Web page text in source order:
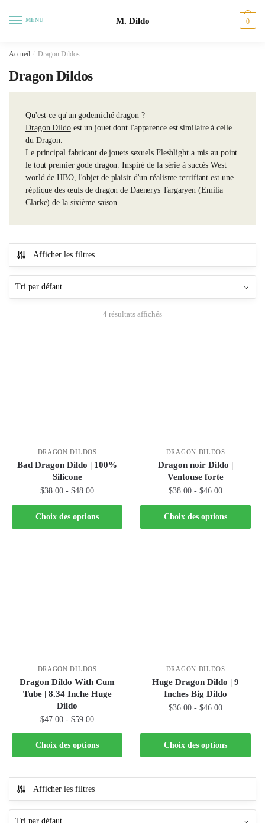
navigation
MENU M. Dildo 0
Accueil Dragon Dildos
Dragon Dildos
Qu'est-ce qu'un godemiché dragon ?
Dragon Dildoest un jouet dont l'apparence est similaire à celle
du Dragon.
Le principal fabricant de jouets sexuels Fleshlight a mis au point
le tout premier gode dragon. Inspiré de la série à succès West
world de HBO, l'objet de plaisir d'un réalisme terrifiant est une
réplique des œufs de dragon de Daenerys Targaryen (Emilia
Clarke) de la sixième saison.
Afficher les filtres
4 résultats affichés
DRAGON DILDOS
Bad Dragon Dildo | 100%
Silicone
$38.00 -$48.00
Choix des options
DRAGON DILDOS
Dragon noir Dildo |
Ventouse forte
$38.00 -$46.00
Choix des options
DRAGON DILDOS
Dragon Dildo With Cum
Tube | 8.34 Inche Huge
Dildo
$47.00 -$59.00
Choix des options
DRAGON DILDOS
Huge Dragon Dildo | 9
Inches Big Dildo
$36.00 -$46.00
Choix des options
Afficher les filtres